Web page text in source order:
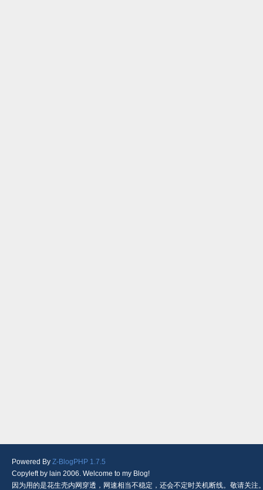
Powered By Z-BlogPHP 1.7.5
Copyleft by lain 2006. Welcome to my Blog!
因为用的是花生壳内网穿透，网速相当不稳定，还会不定时关机断线。敬请关注